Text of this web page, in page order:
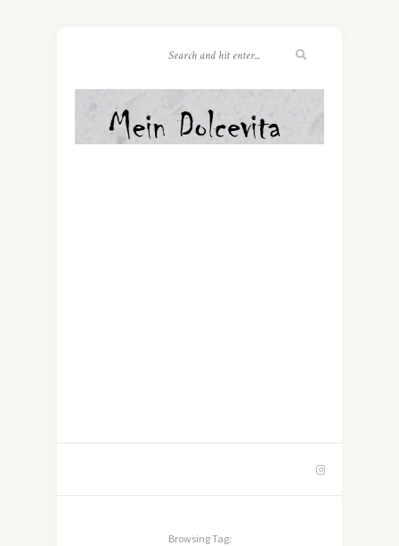
Browsing Tag: